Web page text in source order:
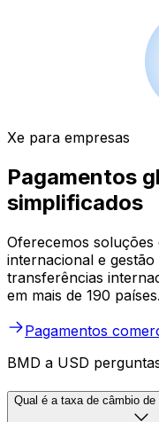
Xe para empresas
Pagamentos
simplificados
Oferecemos
internacional e
transferências
em mais de 190 países.
Pagamentos
BMD a USD
Qual é a taxa de câmbio